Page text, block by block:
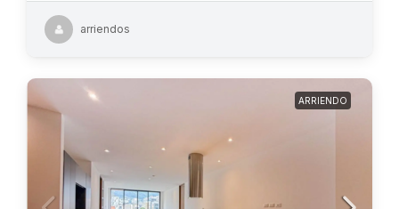
arriendos
ARRIENDO